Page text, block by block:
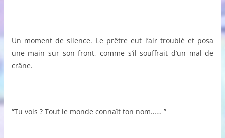
Un moment de silence. Le prêtre eut l’air troublé et posa
une main sur son front, comme s’il souffrait d’un mal de
crâne.
“Tu vois ? Tout le monde connaît ton nom…… ”